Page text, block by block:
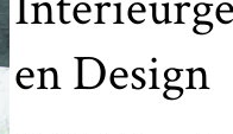
en Design